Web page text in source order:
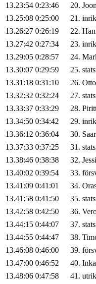
13.23:54 0:23:46 20.
13.25:08 0:25:00 21.
13.26:27 0:26:19 22.
13.27:42 0:27:34 23.
13.29:05 0:28:57 24.
13.30:07 0:29:59 25.
13.31:18 0:31:10 26. Otto
13.32:32 0:32:24 27.
13.33:37 0:33:29 28.
13.34:50 0:34:42 29.
13.36:12 0:36:04 30.
13.37:33 0:37:25 31.
13.38:46 0:38:38 32. Jessi
13.40:02 0:39:54 33.
13.41:09 0:41:01 34.
13.41:58 0:41:50 35.
13.42:58 0:42:50 36.
13.44:15 0:44:07 37.
13.44:55 0:44:47 38.
13.46:08 0:46:00 39.
13.47:00 0:46:52 40. Inka
13.48:06 0:47:58 41.